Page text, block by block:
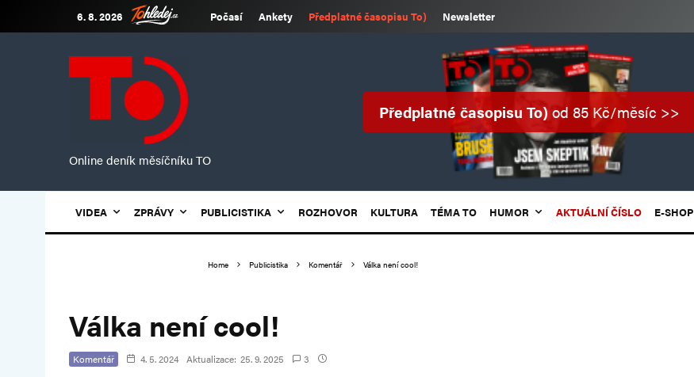
6. 8. 2026 Počasí Ankety Předplatné časopisu To) Newsletter
Online deník měsíčníku TO
Předplatné časopisu To)od 85 Kč/měsíc >>
VIDEA ZPRÁVY PUBLICISTIKA ROZHOVOR KULTURA TÉMA TO HUMOR AKTUÁLNÍ ČÍSLO E-SHOP
Home Publicistika Komentář Válka není cool!
Válka není cool!
Komentář 4. 5. 2024 Aktualizace: 25. 9. 2025 3